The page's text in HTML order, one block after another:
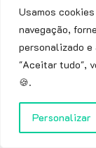
Usamos
navegação,
personalizado
"Aceitar tudo",
🍪.
Personalizar
Soldiers
Ultrafarma
Copyright © 2024